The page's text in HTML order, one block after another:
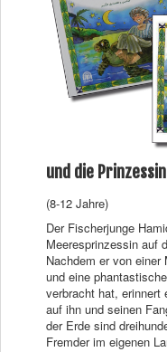
und die
(8-12 Jahre)
Der Fischerjunge
Meeresprinzessin auf
Nachdem er von
und eine
verbracht hat, erinnert
auf ihn und seinen
der Erde sind
Fremder im eigenen